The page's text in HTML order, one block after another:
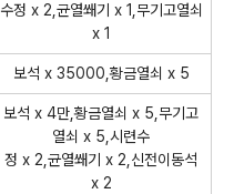
수정 x 2,균열쐐기 x 1,무기고열쇠
x 1
보석 x 35000,황금열쇠 x 5
보석 x 4만,황금열쇠 x 5,무기고
열쇠 x 5,시련수
정 x 2,균열쐐기 x 2,신전이동석
x 2